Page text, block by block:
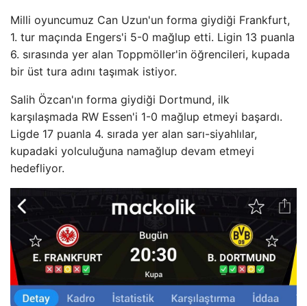
Milli oyuncumuz Can Uzun'un forma giydiği Frankfurt,
1. tur maçında Engers'i 5-0 mağlup etti. Ligin 13 puanla
6. sırasında yer alan Toppmöller'in öğrencileri, kupada
bir üst tura adını taşımak istiyor.
Salih Özcan'ın forma giydiği Dortmund, ilk
karşılaşmada RW Essen'i 1-0 mağlup etmeyi başardı.
Ligde 17 puanla 4. sırada yer alan sarı-siyahlılar,
kupadaki yolculuğuna namağlup devam etmeyi
hedefliyor.